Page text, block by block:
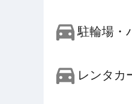
駐輪場・
レンタカ